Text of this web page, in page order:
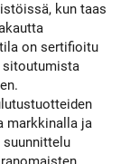
kun taas
on sertifioitu
sitoutumista
markkinalla ja
suunnittelu